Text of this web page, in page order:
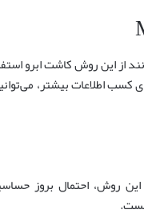
از این روش کاشت ابرو
اطلاعات بیشتر،
روش، احتمال بروز